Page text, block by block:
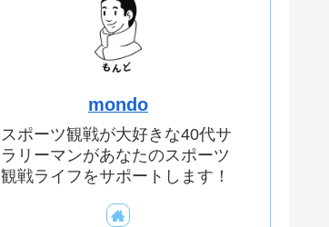
mondo
スポーツ観戦が大好きな40代サ
ラリーマンがあなたのスポーツ
観戦ライフをサポートします！